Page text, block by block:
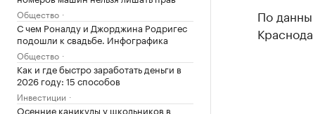
Общество
С чем Роналду и Джорджина Родригес
подошли к свадьбе. Инфографика
Общество
Как и где быстро заработать деньги в
2026 году: 15 способов
Инвестиции
Осенние каникулы у школьников в
По